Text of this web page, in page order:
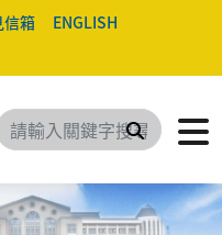
信箱 ENGLISH
搜尋